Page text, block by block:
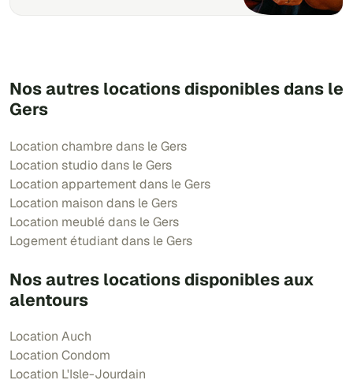
Nos autres locations disponibles dans le
Gers
Location chambre dans le Gers
Location studio dans le Gers
Location appartement dans le Gers
Location maison dans le Gers
Location meublé dans le Gers
Logement étudiant dans le Gers
Nos autres locations disponibles aux
alentours
Location Auch
Location Condom
Location L'Isle-Jourdain